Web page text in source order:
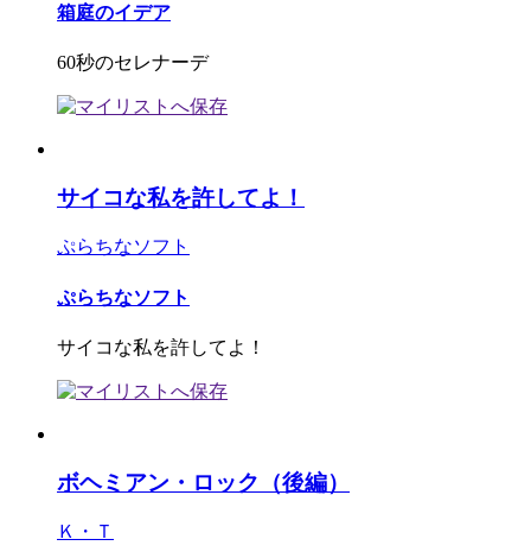
箱庭のイデア
60秒のセレナーデ
サイコな私を許してよ！
ぷらちなソフト
ぷらちなソフト
サイコな私を許してよ！
ボヘミアン・ロック（後編）
Ｋ・Ｔ